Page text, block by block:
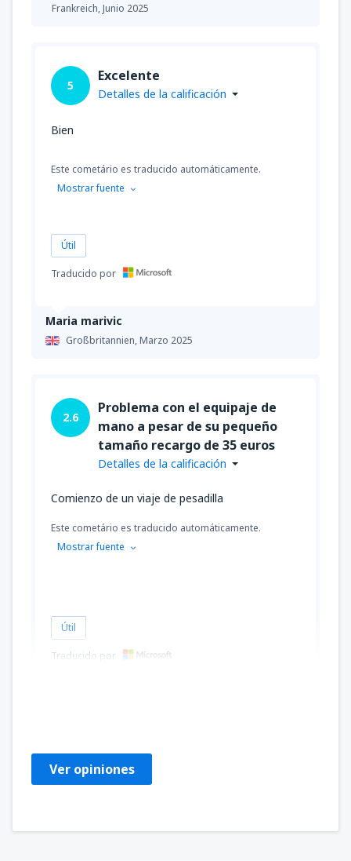
Frankreich,Junio 2025
Maria marivic
Großbritannien,Marzo 2025
5
Excelente
Detalles de la calificación
Bien
Este cometário es traducido automáticamente.
Mostrar fuente
Útil
Traducido por
2.6
Problema con el equipaje de
mano a pesar de su pequeño
tamaño recargo de 35 euros
Detalles de la calificación
Comienzo de un viaje de pesadilla
Este cometário es traducido automáticamente.
Mostrar fuente
Útil
Traducido por
Ver opiniones